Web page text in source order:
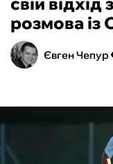
БОКС
ХОКЕЙ
КІБЕРСПОРТ
ЧС-2026
розмова із
Євген Чепур